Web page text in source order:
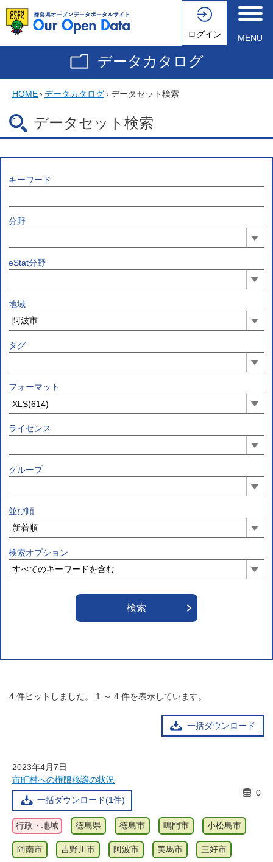
ログイン MENU
データカタログ
HOME› データカタログ› データセット検索
データセット検索
キーワード
分野
eStat分野
地域
タグ
フォーマット
ライセンス
グループ
並び順
検索オプション
4 件ヒットしました。 1 ～ 4 件を表示しています。
一括ダウンロード
2023年4月7日
市町村への権限移譲の状況
一括ダウンロード(1件)
0
行政・地域 徳島県 徳島市 鳴門市 小松島市
阿南市 吉野川市 阿波市 美馬市 三好市